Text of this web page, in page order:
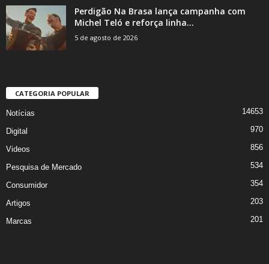
Perdigão Na Brasa lança campanha com
Michel Teló e reforça linha...
5 de agosto de 2026
CATEGORIA POPULAR
Notícias 14653
Digital 970
Videos 856
Pesquisa de Mercado 534
Consumidor 354
Artigos 203
Marcas 201